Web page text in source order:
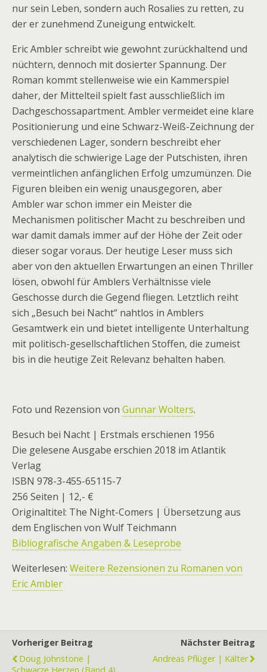
nur sein Leben, sondern auch Rosalies zu retten, zu
der er zunehmend Zuneigung entwickelt.
Eric Ambler schreibt wie gewohnt zurückhaltend und
nüchtern, dennoch mit dosierter Spannung. Der
Roman kommt stellenweise wie ein Kammerspiel
daher, der Mittelteil spielt fast ausschließlich im
Dachgeschossapartment. Ambler vermeidet eine klare
Positionierung und eine Schwarz-Weiß-Zeichnung der
verschiedenen Lager, sondern beschreibt eher
analytisch die schwierige Lage der Putschisten, ihren
vermeintlichen anfänglichen Erfolg umzumünzen. Die
Figuren bleiben ein wenig unausgegoren, aber
Ambler war schon immer ein Meister die
Mechanismen politischer Macht zu beschreiben und
war damit damals immer auf der Höhe der Zeit oder
dieser sogar voraus. Der heutige Leser muss sich
aber von den aktuellen Erwartungen an einen Thriller
lösen, obwohl für Amblers Verhältnisse viele
Geschosse durch die Gegend fliegen. Letztlich reiht
sich „Besuch bei Nacht“ nahtlos in Amblers
Gesamtwerk ein und bietet intelligente Unterhaltung
mit politisch-gesellschaftlichen Stoffen, die zumeist
bis in die heutige Zeit Relevanz behalten haben.
Foto und Rezension von Gunnar Wolters.
Besuch bei Nacht | Erstmals erschienen 1956
Die gelesene Ausgabe erschien 2018 im Atlantik
Verlag
ISBN 978-3-455-65115-7
256 Seiten | 12,- €
Originaltitel: The Night-Comers | Übersetzung aus
dem Englischen von Wulf Teichmann
Bibliografische Angaben & Leseprobe
Weiterlesen: Weitere Rezensionen zu Romanen von
Eric Ambler
Vorheriger Beitrag
Doug Johnstone |
Nächster Beitrag
Andreas Pflüger | Kälter